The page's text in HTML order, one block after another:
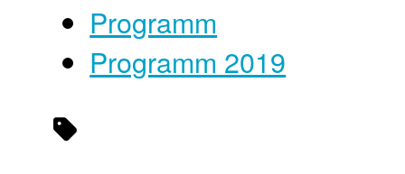
Programm
Programm 2019